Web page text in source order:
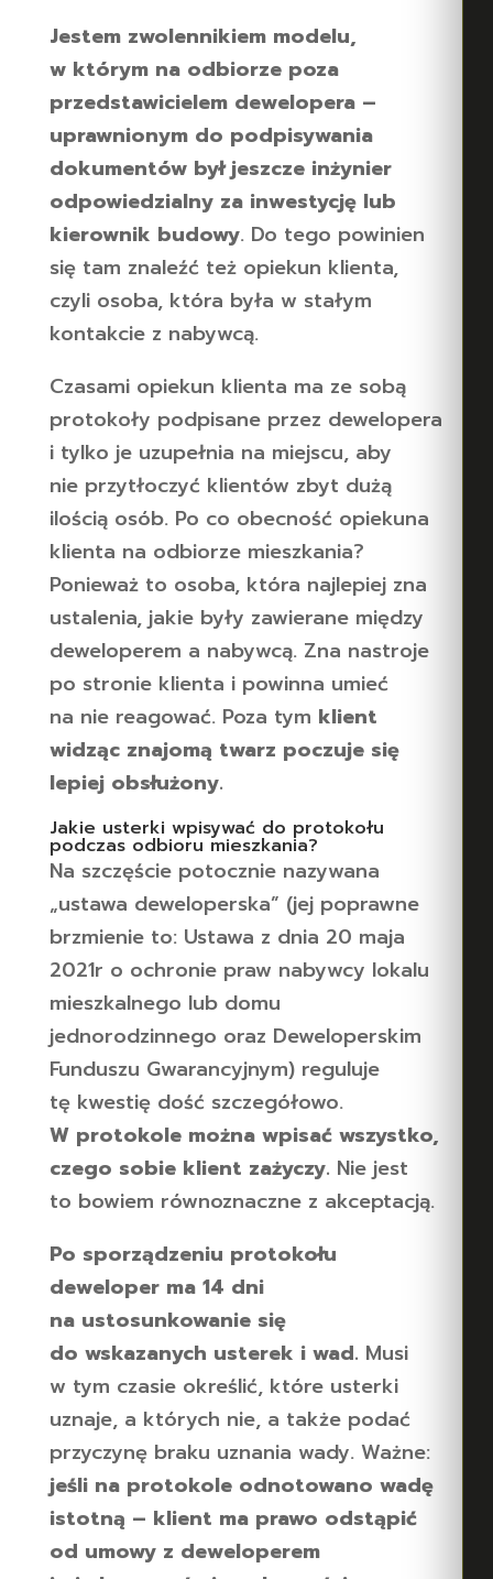
Jestem zwolennikiem modelu,
w którym na odbiorze poza
przedstawicielem dewelopera –
uprawnionym do podpisywania
dokumentów był jeszcze inżynier
odpowiedzialny za inwestycję lub
kierownik budowy. Do tego powinien
się tam znaleźć też opiekun klienta,
czyli osoba, która była w stałym
kontakcie z nabywcą.
Czasami opiekun klienta ma ze sobą
protokoły podpisane przez dewelopera
i tylko je uzupełnia na miejscu, aby
nie przytłoczyć klientów zbyt dużą
ilością osób. Po co obecność opiekuna
klienta na odbiorze mieszkania?
Ponieważ to osoba, która najlepiej zna
ustalenia, jakie były zawierane między
deweloperem a nabywcą. Zna nastroje
po stronie klienta i powinna umieć
na nie reagować. Poza tym klient
widząc znajomą twarz poczuje się
lepiej obsłużony.
Jakie usterki wpisywać do protokołu
podczas odbioru mieszkania?
Na szczęście potocznie nazywana
„ustawa deweloperska” (jej poprawne
brzmienie to: Ustawa z dnia 20 maja
2021r o ochronie praw nabywcy lokalu
mieszkalnego lub domu
jednorodzinnego oraz Deweloperskim
Funduszu Gwarancyjnym) reguluje
tę kwestię dość szczegółowo.
W protokole można wpisać wszystko,
czego sobie klient zażyczy. Nie jest
to bowiem równoznaczne z akceptacją.
Po sporządzeniu protokołu
deweloper ma 14 dni
na ustosunkowanie się
do wskazanych usterek i wad. Musi
w tym czasie określić, które usterki
uznaje, a których nie, a także podać
przyczynę braku uznania wady. Ważne:
jeśli na protokole odnotowano wadę
istotną – klient ma prawo odstąpić
od umowy z deweloperem